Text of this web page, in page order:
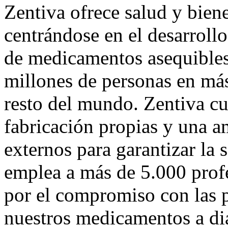
Zentiva ofrece salud y
centrándose en el
de medicamentos
millones de personas en
resto del mundo. Zentiva
fabricación propias y una
externos para garantizar
emplea a más de 5.000
por el compromiso con las
nuestros medicamentos a